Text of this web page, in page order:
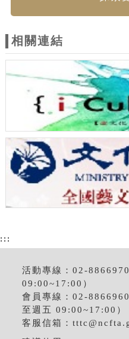
相關連結
:::
活動專線：02-
09:00~17:00）
會員專線：02-
至週五 09:00~17:00）
客服信箱：